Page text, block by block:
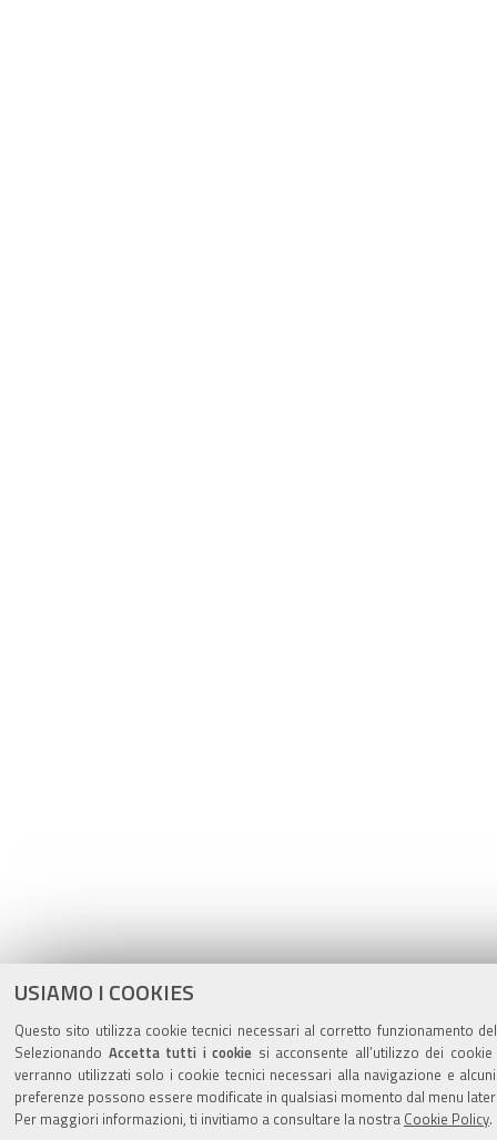
USIAMO I COOKIES
Questo sito utilizza cookie tecnici necessari al corretto funzionamento
Selezionando Accetta tutti i cookie si acconsente all’utilizzo dei
verranno utilizzati solo i cookie tecnici necessari alla navigazione e
preferenze possono essere modificate in qualsiasi momento dal menu
Per maggiori informazioni, ti invitiamo a consultare la nostra Cookie Policy.